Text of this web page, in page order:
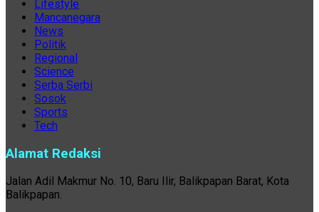
Lifestyle
Mancanegara
News
Politik
Regional
Science
Serba Serbi
Sosok
Sports
Tech
Alamat Redaksi
Jalan Adil Makmur No. 10, Baru Ilir, Balikpapan Barat, Kota
Balikpapan.